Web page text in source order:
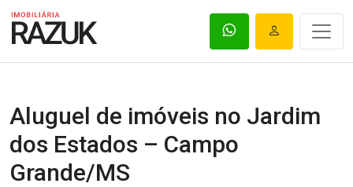
Aluguel de imóveis no Jardim
dos Estados – Campo
Grande/MS